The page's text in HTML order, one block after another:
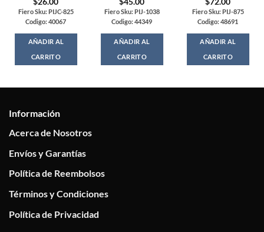
Fiero Sku: PIJC-825
Codigo: 40067
AÑADIR AL
CARRITO
Fiero Sku: PIJ-1038
Codigo: 44349
AÑADIR AL
CARRITO
Fiero Sku: PIJ-875
Codigo: 48691
AÑADIR AL
CARRITO
Información
Acerca de Nosotros
Envíos y Garantías
Política de Reembolsos
Términos y Condiciones
Política de Privacidad